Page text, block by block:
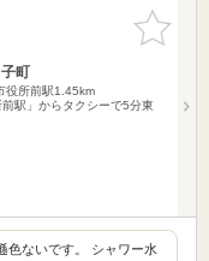
お気に入
りに追加
町
役所前駅1.45km
駅」からタクシーで5分東
色ないです。 シャワー水